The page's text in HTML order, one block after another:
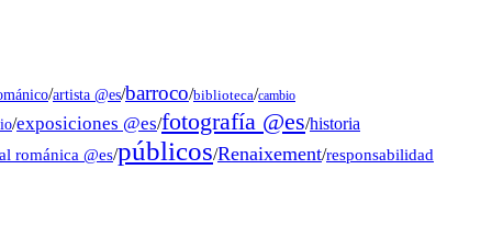
/artista @es/barroco/biblioteca/cambio
/exposiciones @es/fotografía @es/historia
románica @es/públicos/Renaixement/responsabilidad